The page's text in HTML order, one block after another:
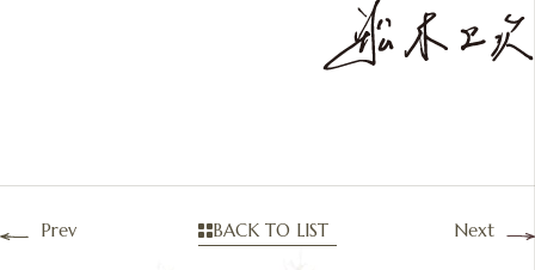
Prev Next
BACK TO LIST